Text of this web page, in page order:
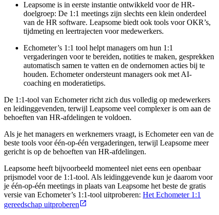
Leapsome is in eerste instantie ontwikkeld voor de HR-
doelgroep: De 1:1 meetings zijn slechts een klein onderdeel
van de HR software. Leapsome biedt ook tools voor OKR’s,
tijdmeting en leertrajecten voor medewerkers.
Echometer’s 1:1 tool helpt managers om hun 1:1
vergaderingen voor te bereiden, notities te maken, gesprekken
automatisch samen te vatten en de ondernomen acties bij te
houden. Echometer ondersteunt managers ook met AI-
coaching en moderatietips.
De 1:1-tool van Echometer richt zich dus volledig op medewerkers
en leidinggevenden, terwijl Leapsome veel complexer is om aan de
behoeften van HR-afdelingen te voldoen.
Als je het managers en werknemers vraagt, is Echometer een van de
beste tools voor één-op-één vergaderingen, terwijl Leapsome meer
gericht is op de behoeften van HR-afdelingen.
Leapsome heeft bijvoorbeeld momenteel niet eens een openbaar
prijsmodel voor de 1:1-tool. Als leidinggevende kun je daarom voor
je één-op-één meetings in plaats van Leapsome het beste de gratis
versie van Echometer’s 1:1-tool uitproberen: Het Echometer 1:1
gereedschap uitproberen